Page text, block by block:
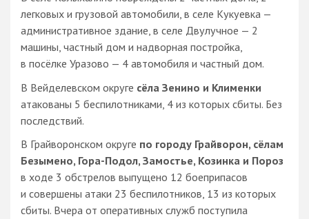
легковых и грузовой автомобили, в селе Кукуевка —
административное здание, в селе Двулучное — 2
машины, частный дом и надворная постройка,
в посёлке Уразово — 4 автомобиля и частный дом.
В Вейделевском округе сёла Зенино и Клименки
атакованы 5 беспилотниками, 4 из которых сбиты. Без
последствий.
В Грайворонском округе по городу Грайворон, сёлам
Безымено, Гора-Подол, Замостье, Козинка и Пороз
в ходе 3 обстрелов выпущено 12 боеприпасов
и совершены атаки 23 беспилотников, 13 из которых
сбиты. Вчера от оперативных служб поступила